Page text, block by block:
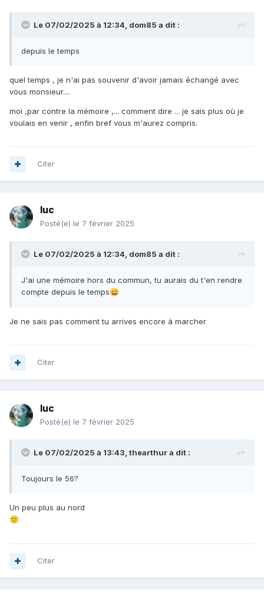
Le 07/02/2025 à 12:34, dom85 a dit :
depuis le temps
quel temps , je n'ai pas souvenir d'avoir jamais échangé avec
vous monsieur....
moi ,par contre la mémoire ,... comment dire ... je sais plus où je
voulais en venir , enfin bref vous m'aurez compris.
Citer
luc
Posté(e) le 7 février 2025
Le 07/02/2025 à 12:34, dom85 a dit :
J'ai une mémoire hors du commun, tu aurais du t'en rendre
compte depuis le temps😄
Je ne sais pas comment tu arrives encore à marcher
Citer
luc
Posté(e) le 7 février 2025
Le 07/02/2025 à 13:43, thearthura dit :
Toujours le 56?
Un peu plus au nord
🙂
Citer